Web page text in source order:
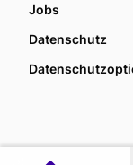
Jobs
Datenschutz